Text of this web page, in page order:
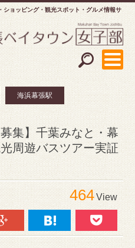
ショッピング
観光スポット・グルメ情報サ
海浜幕張駅
集】千葉みなと・幕
周遊バスツアー実証
464View